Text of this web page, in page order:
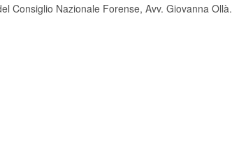
Consiglio Nazionale Forense, Avv. Giovanna Ollà.